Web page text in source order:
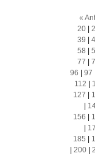
«
20|
39
58
77
96
97
112
127
156
185
200|